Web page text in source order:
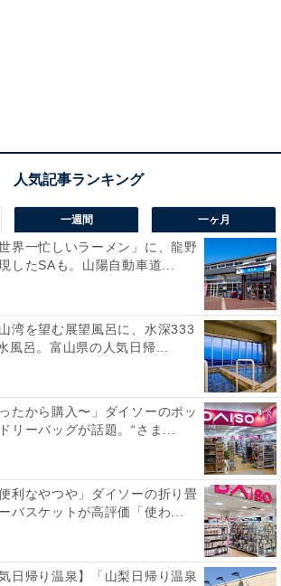
一週間 一ヶ月
界一忙しいラーメン」に、龍野
したSAも。山陽自動車道...
湾を望む展望風呂に、水深333
風呂。富山県の人気日帰...
たから購入〜」ダイソーのポッ
リーバッグが話題。“さま...
利なやつや」ダイソーの折り畳
バスケットが高評価「使わ...
日帰り温泉】「山梨日帰り温泉